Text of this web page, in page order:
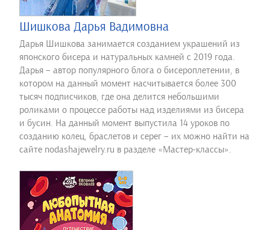
Шишкова Дарья Вадимовна
Дарья Шишкова занимается созданием украшений из
японского бисера и натуральных камней с 2019 года.
Дарья – автор популярного блога о бисероплетении, в
котором на данный момент насчитывается более 300
тысяч подписчиков, где она делится небольшими
роликами о процессе работы над изделиями из бисера
и бусин. На данный момент выпустила 14 уроков по
созданию колец, браслетов и серег – их можно найти на
сайте nodashajewelry.ru в разделе «Мастер-классы».